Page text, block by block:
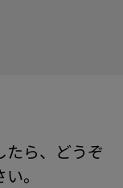
たら、どうぞ
。